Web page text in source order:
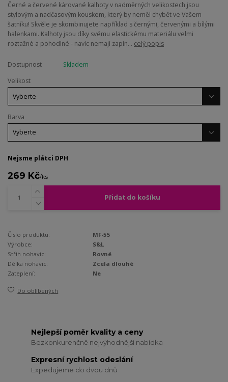
Černé a červené kárované kalhoty v nadměrných velikostech jsou
stylovým a nadčasovým kouskem, který by neměl chybět ve Vašem
šatníku! Skvěle je skombinujete například s černými, červenými a bílými
halenkami. Kalhoty jsou díky svému elastickému materiálu velmi
roztažné a pohodlné - navíc nemají zapín... celý popis
Dostupnost
Skladem
Velikost
Barva
Nejsme plátci DPH
269 Kč/ks
Přidat do košíku
Číslo produktu:
MF-55
Výrobce:
S&L
Střih nohavic:
Rovné
Délka nohavic:
Zcela dlouhé
Zateplení:
Ne
Do oblíbených
Nejlepší poměr kvality a ceny
Bezkonkurenčně nejvýhodnější nabídka
Expresní rychlost odeslání
Expedujeme do dvou dnů